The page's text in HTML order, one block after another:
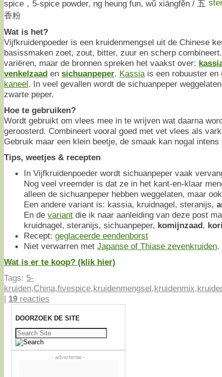
spice，5-spice powder, ng heung fun, wǔ xiāngfěn / 五
香粉
Wat is het?
Vijfkruidenpoeder is een kruidenmengsel uit de Chinese
basissmaken zoet, zout, bitter, zuur en scherp
variëren, maar de bronnen spreken het vaakst over:
venkelzaad en sichuanpeper. Kassia is een robuuster
kaneel. In veel gevallen wordt de sichuanpeper
zwarte peper.
Hoe te gebruiken?
Wordt gebruikt om vlees mee in te wrijven wat daarna
geroosterd. Combineert vooral goed met vet vlees als
Gebruik maar een klein beetje, de smaak kan nogal intens
Tips, weetjes & recepten
In Vijfkruidenpoeder wordt sichuanpeper vaak
Nog veel vreemder is dat ze in het kant-en-klaar
alleen de sichuanpeper hebben weggelaten, maar
Een andere variant is: kassia, kruidnagel, steranijs,
En de variant die ik naar aanleiding van deze post
kruidnagel, steranijs, sichuanpeper, komijnzaad,
Recept: geglaceerde eendenborst
Niet verwarren met Japanse of Thiase zevenkruiden.
Wat is er te koop? (klik hier)
Tags: 5-
kruiden,China,fivespice,kruidenmengsel,kruidenmix,
| 19 reacties
DOORZOEK DE SITE
Zoeken
naar:
- advertentie -